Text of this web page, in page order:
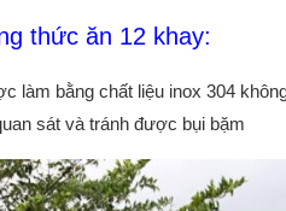
thức ăn 12 khay:
làm bằng chất liệu inox 304
sát và tránh được bụi bặm